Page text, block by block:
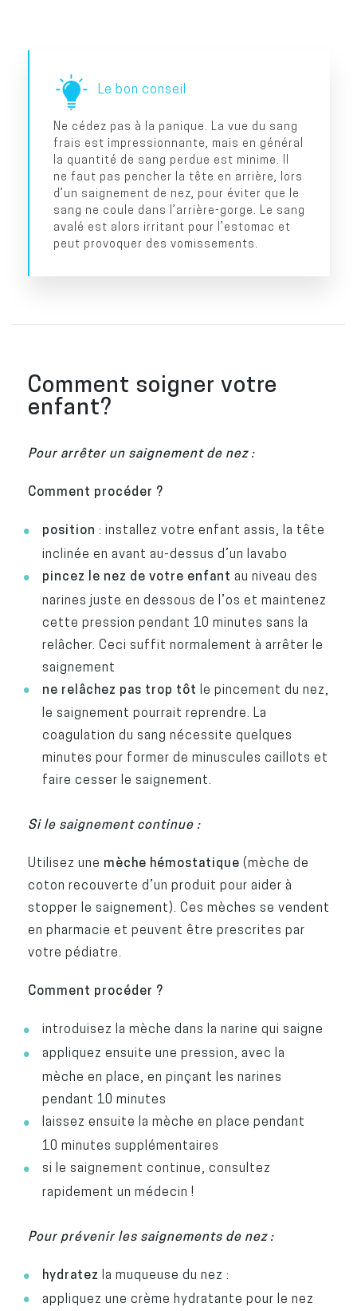
Le bon conseil
Ne cédez pas à la panique. La vue du sang
frais est impressionnante, mais en général
la quantité de sang perdue est minime. Il
ne faut pas pencher la tête en arrière, lors
d’un saignement de nez, pour éviter que le
sang ne coule dans l’arrière-gorge. Le sang
avalé est alors irritant pour l’estomac et
peut provoquer des vomissements.
Comment soigner votre
enfant?
Pour arrêter un saignement de nez :
Comment procéder ?
position : installez votre enfant assis, la tête
inclinée en avant au-dessus d’un lavabo
pincez le nez de votre enfant au niveau des
narines juste en dessous de l’os et maintenez
cette pression pendant 10 minutes sans la
relâcher. Ceci suffit normalement à arrêter le
saignement
ne relâchez pas trop tôt le pincement du nez,
le saignement pourrait reprendre. La
coagulation du sang nécessite quelques
minutes pour former de minuscules caillots et
faire cesser le saignement.
Si le saignement continue :
Utilisez une mèche hémostatique (mèche de
coton recouverte d’un produit pour aider à
stopper le saignement). Ces mèches se vendent
en pharmacie et peuvent être prescrites par
votre pédiatre.
Comment procéder ?
introduisez la mèche dans la narine qui saigne
appliquez ensuite une pression, avec la
mèche en place, en pinçant les narines
pendant 10 minutes
laissez ensuite la mèche en place pendant
10 minutes supplémentaires
si le saignement continue, consultez
rapidement un médecin !
Pour prévenir les saignements de nez :
hydratez la muqueuse du nez :
appliquez une crème hydratante pour le nez